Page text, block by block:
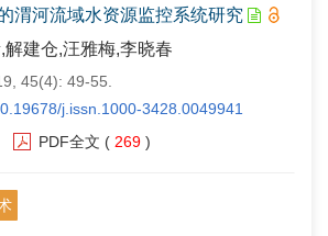
渭河流域水资源监控系统研究
解建仓,汪雅梅,李晓春
45(4): 49-55.
j.issn.1000-3428.0049941
PDF全文 ( 269 )